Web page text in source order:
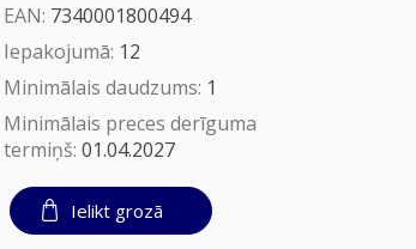
EAN: 7340001800494
Iepakojumā: 12
Minimālais daudzums: 1
Minimālais preces derīguma
termiņš: 01.04.2027
Ielikt grozā